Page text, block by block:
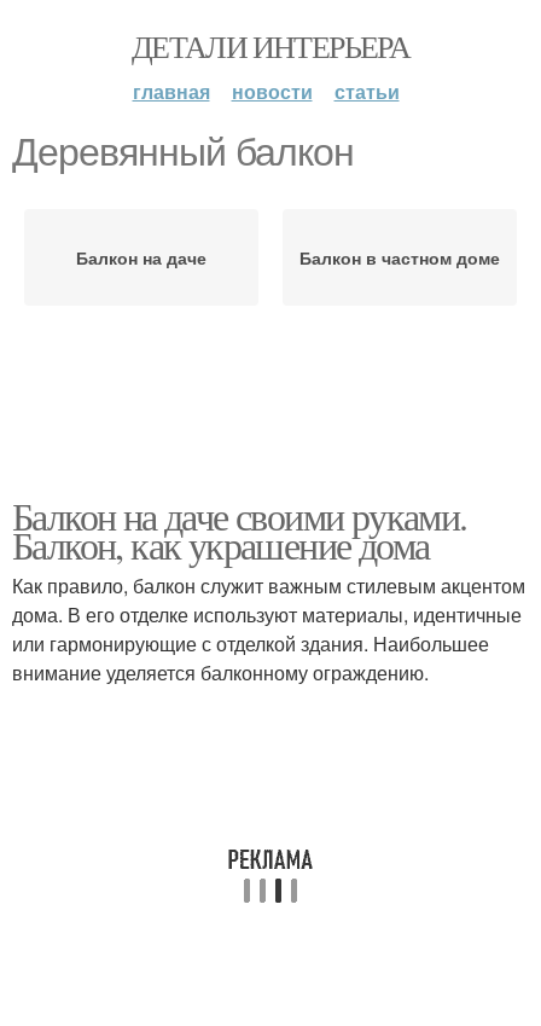
ДЕТАЛИ ИНТЕРЬЕРА
главная новости статьи
Деревянный балкон
Балкон на даче Балкон в частном доме
Балкон на даче своими руками.
Балкон, как украшение дома
Как правило, балкон служит важным стилевым акцентом
дома. В его отделке используют материалы, идентичные
или гармонирующие с отделкой здания. Наибольшее
внимание уделяется балконному ограждению.